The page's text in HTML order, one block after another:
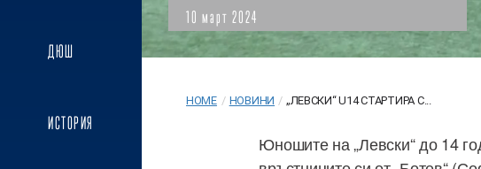
ДЮШ
ИСТОРИЯ
10 март 2024
HOME / НОВИНИ / „ЛЕВСКИ“ U14 СТАРТИРА С...
Юношите на „Левски“ до 14